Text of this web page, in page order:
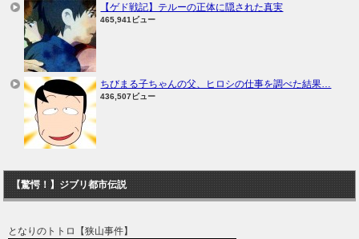
【ゲド戦記】テルーの正体に隠された真実
465,941ビュー
ちびまる子ちゃんの父、ヒロシの仕事を調べた結果…
436,507ビュー
【驚愕！】ジブリ都市伝説
となりのトトロ【狭山事件】